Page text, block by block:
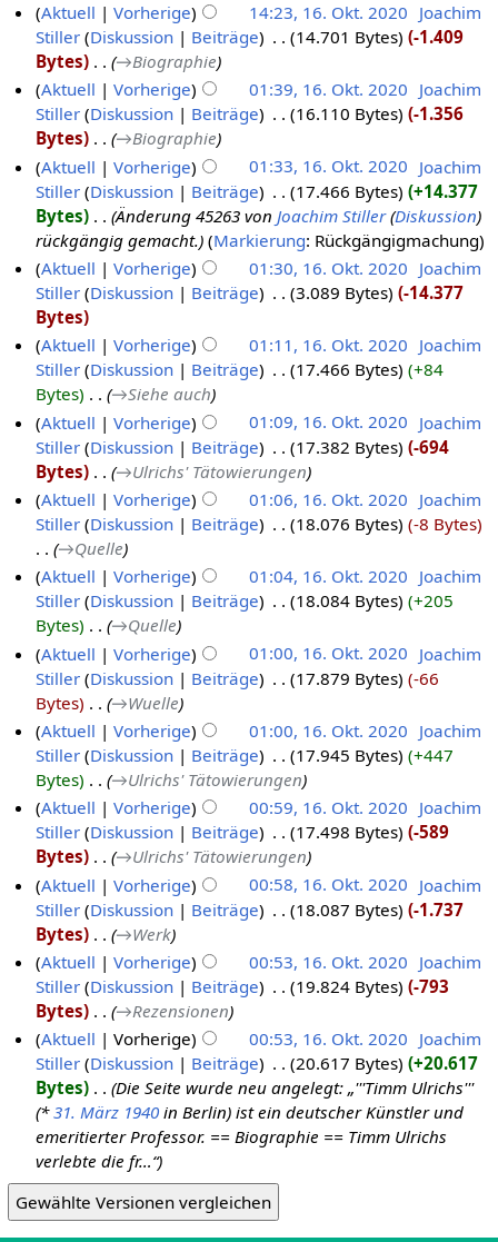
Aktuell
Vorherige 14:23, 16. Okt. 2020 Joachim
Stiller Diskussion Beiträge 14.701 Bytes
-1.409
Bytes
→‎Biographie
Aktuell
Vorherige 01:39, 16. Okt. 2020 Joachim
Stiller Diskussion Beiträge 16.110 Bytes
-1.356
Bytes
→‎Biographie
Aktuell
Vorherige 01:33, 16. Okt. 2020 Joachim
Stiller Diskussion Beiträge 17.466 Bytes
+14.377
Bytes
Änderung 45263 von Joachim Stiller(Diskussion)
rückgängig gemacht.
Markierung: Rückgängigmachung
Aktuell
Vorherige 01:30, 16. Okt. 2020 Joachim
Stiller Diskussion Beiträge 3.089 Bytes
-14.377
Bytes
Aktuell
Vorherige 01:11, 16. Okt. 2020 Joachim
Stiller Diskussion Beiträge 17.466 Bytes
+84
Bytes
→‎Siehe auch
Aktuell
Vorherige 01:09, 16. Okt. 2020 Joachim
Stiller Diskussion Beiträge 17.382 Bytes
-694
Bytes
→‎Ulrichs' Tätowierungen
Aktuell
Vorherige 01:06, 16. Okt. 2020 Joachim
Stiller Diskussion Beiträge 18.076 Bytes
-8 Bytes
→‎Quelle
Aktuell
Vorherige 01:04, 16. Okt. 2020 Joachim
Stiller Diskussion Beiträge 18.084 Bytes
+205
Bytes
→‎Quelle
Aktuell
Vorherige 01:00, 16. Okt. 2020 Joachim
Stiller Diskussion Beiträge 17.879 Bytes
-66
Bytes
→‎Wuelle
Aktuell
Vorherige 01:00, 16. Okt. 2020 Joachim
Stiller Diskussion Beiträge 17.945 Bytes
+447
Bytes
→‎Ulrichs' Tätowierungen
Aktuell
Vorherige 00:59, 16. Okt. 2020 Joachim
Stiller Diskussion Beiträge 17.498 Bytes
-589
Bytes
→‎Ulrichs' Tätowierungen
Aktuell
Vorherige 00:58, 16. Okt. 2020 Joachim
Stiller Diskussion Beiträge 18.087 Bytes
-1.737
Bytes
→‎Werk
Aktuell
Vorherige 00:53, 16. Okt. 2020 Joachim
Stiller Diskussion Beiträge 19.824 Bytes
-793
Bytes
→‎Rezensionen
Aktuell
Vorherige 00:53, 16. Okt. 2020 Joachim
Stiller Diskussion Beiträge 20.617 Bytes
+20.617
Bytes
Die Seite wurde neu angelegt: „'''Timm Ulrichs'''
(*31. März 1940 in Berlin) ist ein deutscher Künstler und
emeritierter Professor. == Biographie == Timm Ulrichs
verlebte die fr…“